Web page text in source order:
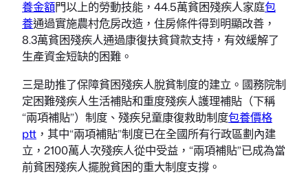
養金額門以上的勞動技能，44.5萬貧困殘疾人家庭包
養通過實施農村危房改造，住房條件得到明顯改善，
8.3萬貧困殘疾人通過康復扶貧貸款支持，有效緩解了
生產資金短缺的困難。
三是助推了保障貧困殘疾人脫貧制度的建立。國務院制
定困難殘疾人生活補貼和重度殘疾人護理補貼（下稱
“兩項補貼”）制度、殘疾兒童康復救助制度包養價格
ptt ，其中“兩項補貼”制度已在全國所有行政區劃內建
立，2100萬人次殘疾人從中受益，“兩項補貼”已成為當
前貧困殘疾人擺脫貧困的重大制度支撐。